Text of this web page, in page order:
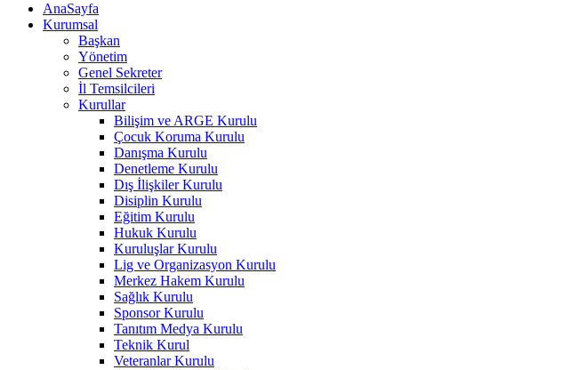
AnaSayfa
Kurumsal
Başkan
Yönetim
Genel Sekreter
İl Temsilcileri
Kurullar
Bilişim ve ARGE Kurulu
Çocuk Koruma Kurulu
Danışma Kurulu
Denetleme Kurulu
Dış İlişkiler Kurulu
Disiplin Kurulu
Eğitim Kurulu
Hukuk Kurulu
Kuruluşlar Kurulu
Lig ve Organizasyon Kurulu
Merkez Hakem Kurulu
Sağlık Kurulu
Sponsor Kurulu
Tanıtım Medya Kurulu
Teknik Kurul
Veteranlar Kurulu